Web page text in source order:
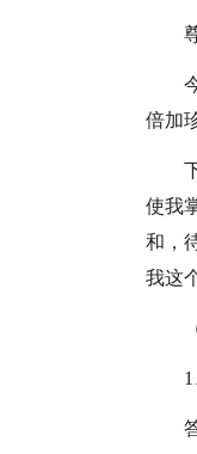
倍加
使我
和，
我这